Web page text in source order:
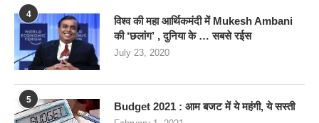
4
विश्व की महा आर्थिकमंदी में Mukesh Ambani
की ‘छलांग’ , दुनिया के … सबसे रईस
July 23, 2020
5
Budget 2021 : आम बजट में ये महंगी, ये सस्‍ती